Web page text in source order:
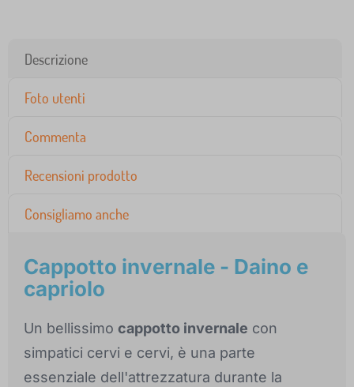
Descrizione
Foto utenti
Commenta
Recensioni prodotto
Consigliamo anche
Cappotto invernale - Daino e
capriolo
Un bellissimo cappotto invernale con
simpatici cervi e cervi, è una parte
essenziale dell'attrezzatura durante la